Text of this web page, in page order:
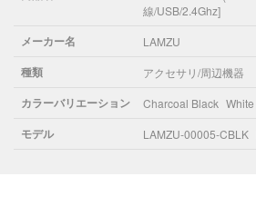
線/USB/2.4Ghz]
メーカー名 LAMZU
種類 アクセサリ/周辺機器
カラーバリエーション Charcoal Black White
モデル LAMZU-00005-CBLK